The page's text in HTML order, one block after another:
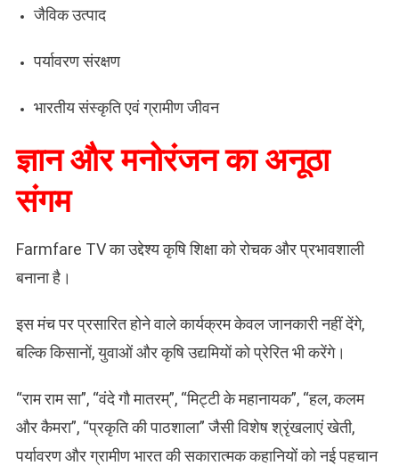
जैविक उत्पाद
पर्यावरण संरक्षण
भारतीय संस्कृति एवं ग्रामीण जीवन
ज्ञान और मनोरंजन का अनूठा
संगम
Farmfare TV का उद्देश्य कृषि शिक्षा को रोचक और प्रभावशाली
बनाना है।
इस मंच पर प्रसारित होने वाले कार्यक्रम केवल जानकारी नहीं देंगे,
बल्कि किसानों, युवाओं और कृषि उद्यमियों को प्रेरित भी करेंगे।
“राम राम सा”, “वंदे गौ मातरम्”, “मिट्टी के महानायक”, “हल, कलम
और कैमरा”, “प्रकृति की पाठशाला” जैसी विशेष श्रृंखलाएं खेती,
पर्यावरण और ग्रामीण भारत की सकारात्मक कहानियों को नई पहचान